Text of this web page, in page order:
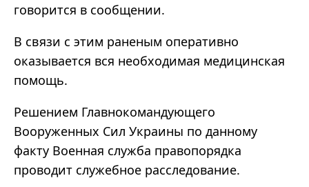
говорится в сообщении.
В связи с этим раненым оперативно
оказывается вся необходимая медицинская
помощь.
Решением Главнокомандующего
Вооруженных Сил Украины по данному
факту Военная служба правопорядка
проводит служебное расследование.